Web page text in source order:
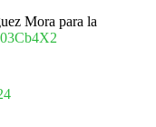
Mora para la